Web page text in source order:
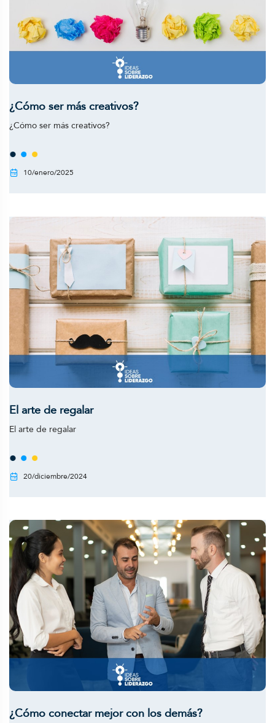
¿Cómo ser más creativos?
¿Cómo ser más creativos?
10/enero/2025
El arte de regalar
El arte de regalar
20/diciembre/2024
¿Cómo conectar mejor con los demás?